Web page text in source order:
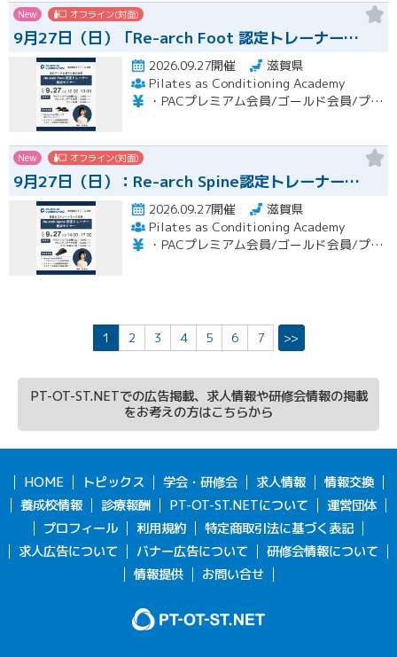
New オフライン(対面)
9月27日（日）「Re-arch Foot 認定トレーナー…
2026.09.27開催
滋賀県
Pilates as Conditioning Academy
・PACプレミアム会員/ゴールド会員/プラチナ会員：9,900円（税込） ・PACスタンダード会員：13,200円（税込） ・フリー会員：16,500円（税込）
New オフライン(対面)
9月27日（日）：Re-arch Spine認定トレーナー…
2026.09.27開催
滋賀県
Pilates as Conditioning Academy
・PACプレミアム会員/ゴールド会員/プラチナ会員：9,900円（税込） ・PACスタンダード会員：13,200円（税込） ・フリー会員：16,500円（税込）
1 2 3 4 5 6 7 >>
PT-OT-ST.NETでの広告掲載、求人情報や研修会情報の掲載
をお考えの方はこちらから
HOME トピックス 学会・研修会 求人情報
情報交換
養成校情報
診療報酬 PT-OT-ST.NETについて
運営団体
プロフィール
利用規約
特定商取引法に基づく表記
求人広告について
バナー広告について
研修会情報について
情報提供
お問い合せ